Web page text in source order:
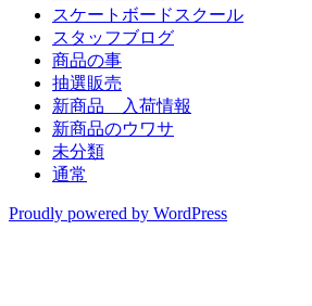
スケートボードスクール
スタッフブログ
商品の事
抽選販売
新商品 入荷情報
新商品のウワサ
未分類
通常
Proudly powered by WordPress